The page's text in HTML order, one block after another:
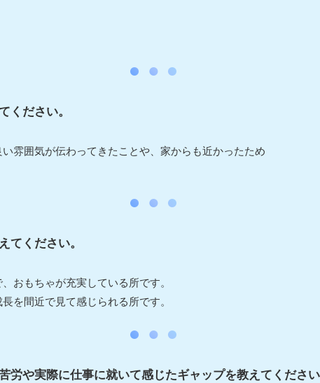
ください。
雰囲気が伝わってきたことや、家からも近かったため
てください。
おもちゃが充実している所です。
を間近で見て感じられる所です。
労や実際に仕事に就いて感じたギャップを教えてくださ